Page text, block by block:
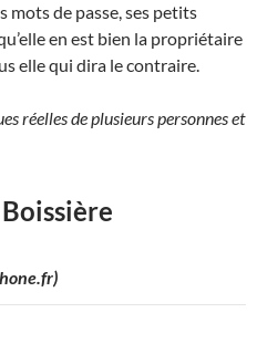
mots de passe, ses petits
en est bien la propriétaire
elle qui dira le contraire.
réelles de plusieurs personnes et